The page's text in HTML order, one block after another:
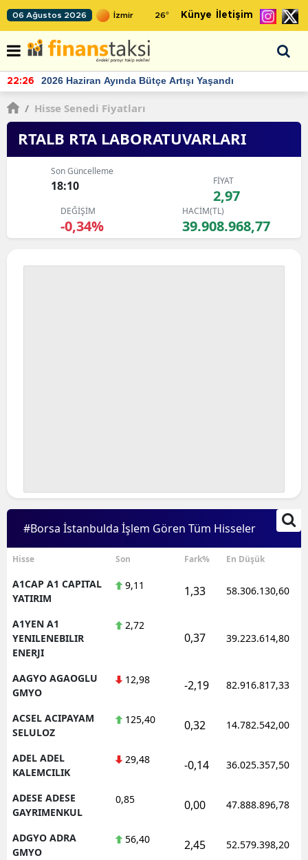
06 Ağustos 2026 26° Künye İletişim
22:24 TCMB'nin rezervlerinde artan momentum devam ediyor
/ Hisse Senedi Fiyatları
RTALB RTA LABORATUVARLARI
Son Güncelleme
18:10 FİYAT
2,97
DEĞİŞİM
-0,34%
HACİM(TL)
39.908.968,77
#Borsa İstanbulda İşlem Gören Tüm Hisseler
Hisse Son Fark% En Düşük
A1CAP A1 CAPITAL
YATIRIM
9,11 1,33 58.306.130,60
A1YEN A1
YENILENEBILIR
ENERJI
2,72
0,37 39.223.614,80
AAGYO AGAOGLU
GMYO
12,98 -2,19 82.916.817,33
ACSEL ACIPAYAM
SELULOZ
125,40 0,32 14.782.542,00
ADEL ADEL
KALEMCILIK
29,48 -0,14 36.025.357,50
ADESE ADESE
GAYRIMENKUL
0,85 0,00 47.888.896,78
ADGYO ADRA
GMYO
56,40 2,45 52.579.398,20